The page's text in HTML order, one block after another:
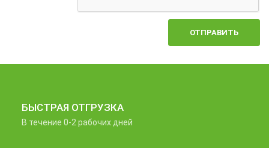
ОТПРАВИТЬ
БЫСТРАЯ ОТГРУЗКА
В течение 0-2 рабочих дней